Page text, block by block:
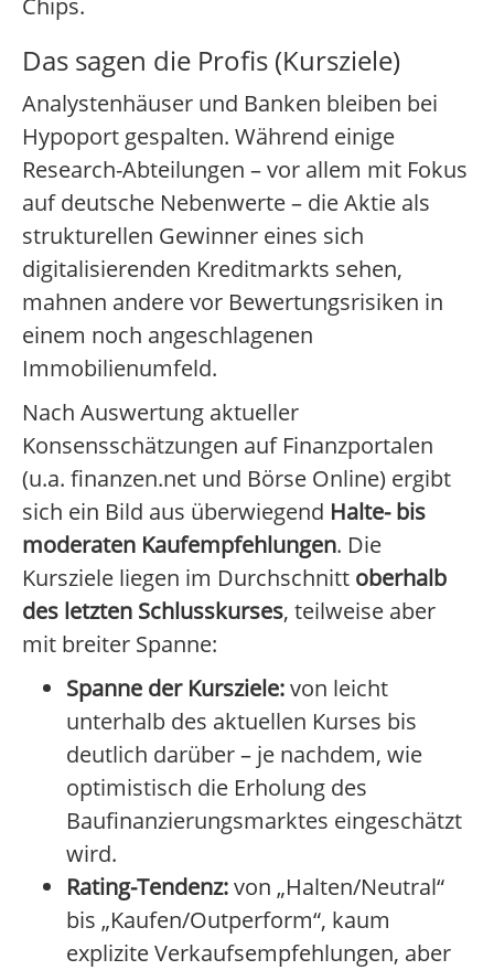
Chips.
Das sagen die Profis (Kursziele)
Analystenhäuser und Banken bleiben bei
Hypoport gespalten. Während einige
Research-Abteilungen – vor allem mit Fokus
auf deutsche Nebenwerte – die Aktie als
strukturellen Gewinner eines sich
digitalisierenden Kreditmarkts sehen,
mahnen andere vor Bewertungsrisiken in
einem noch angeschlagenen
Immobilienumfeld.
Nach Auswertung aktueller
Konsensschätzungen auf Finanzportalen
(u.a. finanzen.net und Börse Online) ergibt
sich ein Bild aus überwiegend Halte- bis
moderaten Kaufempfehlungen. Die
Kursziele liegen im Durchschnitt oberhalb
des letzten Schlusskurses, teilweise aber
mit breiter Spanne:
Spanne der Kursziele:von leicht
unterhalb des aktuellen Kurses bis
deutlich darüber – je nachdem, wie
optimistisch die Erholung des
Baufinanzierungsmarktes eingeschätzt
wird.
Rating-Tendenz:von „Halten/Neutral“
bis „Kaufen/Outperform“, kaum
explizite Verkaufsempfehlungen, aber